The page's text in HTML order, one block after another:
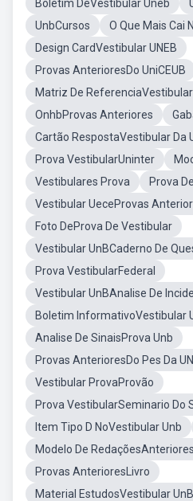
Boletim DeVestibular Uneb
UnbCursos
O Que Mais Cai
Design CardVestibular UNEB
Provas AnterioresDo UniCEUB
Matriz De ReferenciaVestibular
OnhbProvas Anteriores
Cartão RespostaVestibular Da
Prova VestibularUninter
Vestibulares Prova
Prova
Vestibular UeceProvas
Foto DeProva De Vestibular
Vestibular UnBCaderno De
Prova VestibularFederal
Vestibular UnBAnalise De
Boletim InformativoVestibular
Analise De SinaisProva Unb
Provas AnterioresDo Pes Da
Vestibular ProvaProvão
Prova VestibularSeminario Do
Item Tipo D NoVestibular Unb
Modelo De
Provas AnterioresLivro
Material EstudosVestibular